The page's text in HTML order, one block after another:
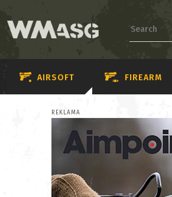
AIRSOFT FIREARM
REKLAMA